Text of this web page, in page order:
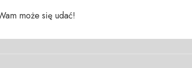
może się udać!